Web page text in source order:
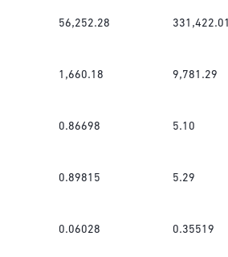
56,252.28 331,422.01
1,660.18 9,781.29
0.86698 5.10
0.89815 5.29
0.06028 0.35519